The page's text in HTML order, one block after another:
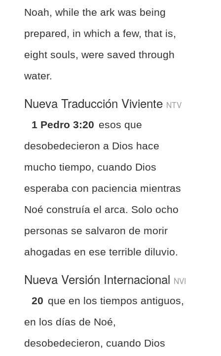
Noah, while the ark was being
prepared, in which a few, that is,
eight souls, were saved through
water.
Nueva Traducción Viviente NTV
1 Pedro 3:20 esos que
desobedecieron a Dios hace
mucho tiempo, cuando Dios
esperaba con paciencia mientras
Noé construía el arca. Solo ocho
personas se salvaron de morir
ahogadas en ese terrible diluvio.
Nueva Versión Internacional NVI
20 que en los tiempos antiguos,
en los días de Noé,
desobedecieron, cuando Dios